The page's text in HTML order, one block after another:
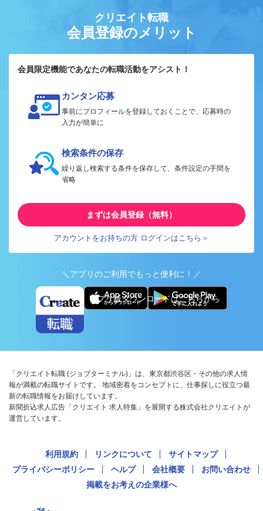
クリエイト転職
会員登録のメリット
会員限定機能であなたの転職活動をアシスト！
カンタン応募
事前にプロフィールを登録しておくことで、応募時の
入力が簡単に
検索条件の保存
繰り返し検索する条件を保存して、条件設定の手間を
省略
まずは会員登録（無料）
アカウントをお持ちの方 ログインはこちら＞
＼アプリのご利用でもっと便利に！／
アプリ版ダウンロードはこちらから
「クリエイト転職 (ジョブターミナル)」は、東京都渋谷区・その他の求人情
報が満載の転職サイトです。 地域密着をコンセプトに、仕事探しに役立つ最
新の転職情報をお届けしています。
新聞折込求人広告「クリエイト 求人特集」を展開する株式会社クリエイトが
運営しています。
利用規約 リンクについて
サイトマップ
プライバシーポリシー
ヘルプ 会社概要
お問い合わせ
掲載をお考えの企業様へ